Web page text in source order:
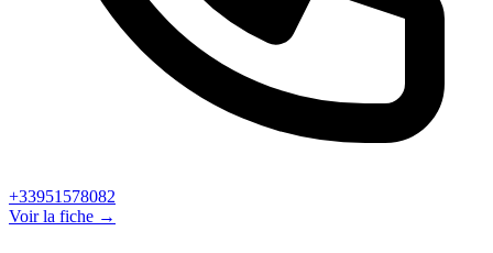
+33951578082
Voir la fiche →